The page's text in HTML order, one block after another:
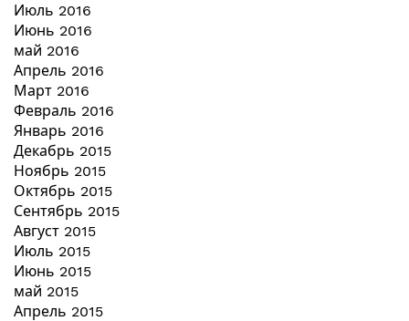
Июль 2016
Июнь 2016
май 2016
Апрель 2016
Март 2016
Февраль 2016
Январь 2016
Декабрь 2015
Ноябрь 2015
Октябрь 2015
Сентябрь 2015
Август 2015
Июль 2015
Июнь 2015
май 2015
Апрель 2015